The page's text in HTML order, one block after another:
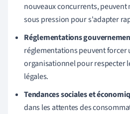
nouveaux concurrents,
sous pression pour s'adapter
Réglementations
réglementations peuvent forcer
organisationnel pour respecter
légales.
Tendances sociales et
dans les attentes des